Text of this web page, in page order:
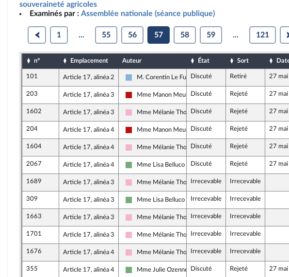
souveraineté agricoles
Examinés par : Assemblée nationale (séance publique)
1 ... 55 56 57 58 59 ... 121
n° Emplacement Auteur État Sort
101 Article 17, alinéa 2
Droite Républicaine
M. Corentin Le Fur Discuté Retiré 27
203 Article 17, alinéa 3
La France insoumise - Nouveau Front Populaire
Mme Manon MeunierDiscuté Rejeté 27
1602 Article 17, alinéa 3
Socialistes et apparentés
Mme Mélanie ThominDiscuté Rejeté 27
204 Article 17, alinéa 4
La France insoumise - Nouveau Front Populaire
Mme Manon MeunierDiscuté Rejeté 27
1604 Article 17, alinéa 4
Socialistes et apparentés
Mme Mélanie ThominDiscuté Rejeté 27
2067 Article 17, alinéa 4
Écologiste et Social
Mme Lisa Belluco Discuté Rejeté 27
1689 Article 17, alinéa 3
Socialistes et apparentés
Mme Mélanie ThominIrrecevable Irrecevable
309 Article 17, alinéa 3
Écologiste et Social
Mme Lisa Belluco Irrecevable Irrecevable
1663 Article 17, alinéa 3
Socialistes et apparentés
Mme Mélanie ThominIrrecevable Irrecevable
1701 Article 17, alinéa 3
Socialistes et apparentés
Mme Mélanie ThominIrrecevable Irrecevable
1676 Article 17, alinéa 4
Socialistes et apparentés
Mme Mélanie ThominIrrecevable Irrecevable
355 Article 17, alinéa 4
Écologiste et Social
Mme Julie Ozenne Discuté Rejeté 27